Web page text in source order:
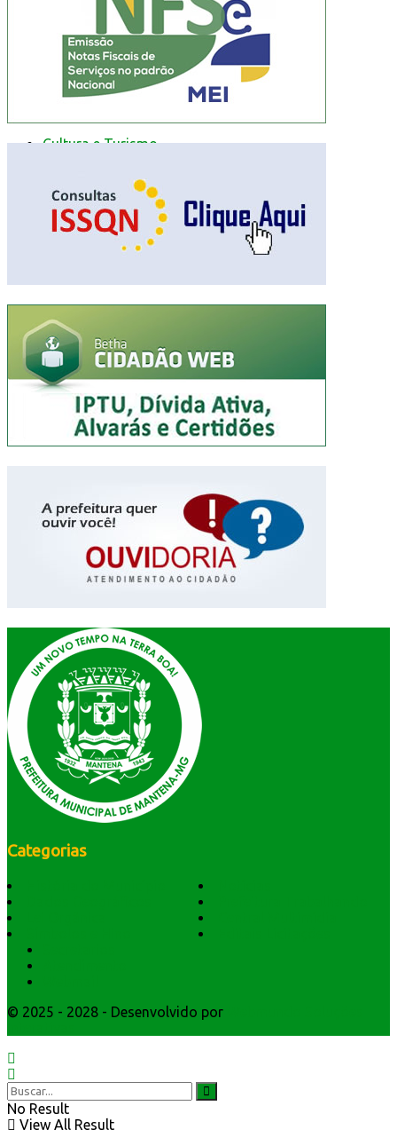
Formulários de defesa
Educação no Trânsito
Cultura e Turismo
Categorias
© 2025 - 2028 - Desenvolvido por
No Result
View All Result